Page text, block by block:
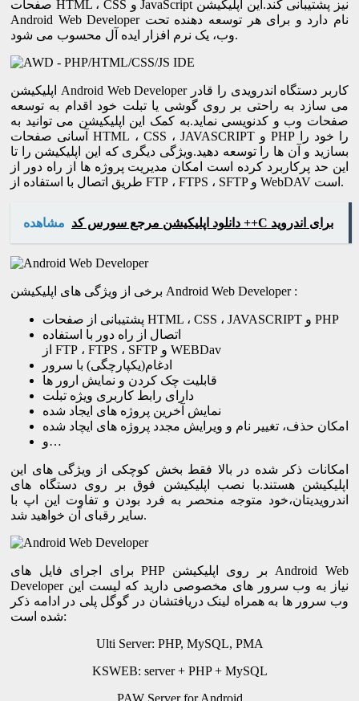
صفحات HTML ، CSS و JavaScript نیز پشتیبانی کند.این اپلیکیشن
Android Web Developer نام دارد و برای هر توسعه دهنده تحت
وب، یک نرم افزار ایده آل محسوب می شود.
اپلیکیشن Android Web Developer کاربر دستگاه اندرویدی را قادر
می سازد به راحتی بر روی گوشی یا تبلت خود اقدام به توسعه
صفحات وب و کدنویسی نماید.به کمک این اپلیکیشن می توانید به
آسانی صفحات HTML ، CSS ، JAVASCRIPT و PHP را خود را
بسازید و آن ها را توسعه دهید.ویژگی دیگری که این اپلیکیشن را تا
این حد پرکاربرد کرده است امکان مدیریت پروژه ها از راه دور از
طریق اتصال با استفاده از FTP ، FTPS ، SFTP و WebDAV است.
مشاهده دانلود اپلیکیشن مرجع سورس کد ++C برای اندروید
برخی از ویژگی های اپلیکیشن Android Web Developer :
پشتیبانی از صفحات HTML ، CSS ، JAVASCRIPT و PHP
اتصال از راه دور با استفاده
از FTP ، FTPS ، SFTP و WEBDav
ادغام(یکپارچگی) با سرور
قابلیت چک کردن و نمایش ارور ها
دارای رابط کاربری ویژه تبلت
نمایش آخرین پروژه های ایجاد شده
امکان حذف، تغییر نام و ویرایش مجدد پروژه های ایچاد شده
و…
امکانات ذکر شده در بالا فقط بخش کوچکی از ویژگی های این
اپلیکیشن هستند.با نصب اپلیکیشن فوق بر روی دستگاه های
اندرویدیتان،خود متوجه منحصر به فرد بودن و تفاوت این اپ با
سایر رقبای آن خواهید شد.
برای اجرای فایل های PHP بر روی اپلیکیشن Android Web
Developer نیاز به وب سرور های مخصوصی دارید که لیست این
وب سرور ها به همراه لینک دریافتشان در گوگل پلی در ادامه ذکر
شده است:
Ulti Server: PHP, MySQL, PMA
KSWEB: server + PHP + MySQL